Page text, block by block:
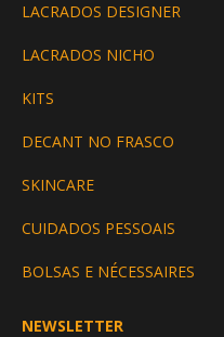
LACRADOS DESIGNER
LACRADOS NICHO
KITS
DECANT NO FRASCO
SKINCARE
CUIDADOS PESSOAIS
BOLSAS E NÉCESSAIRES
NEWSLETTER